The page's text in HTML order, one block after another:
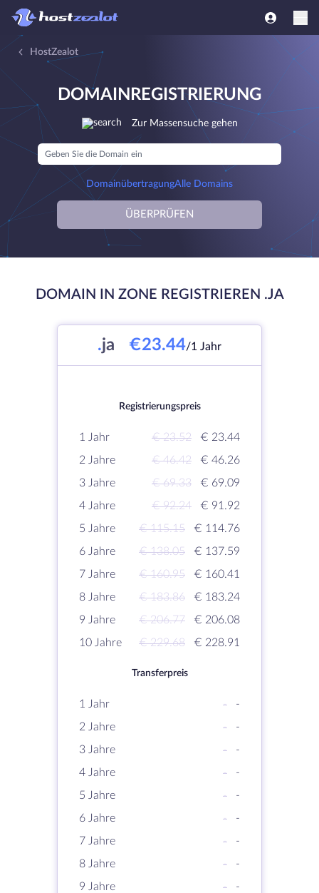
HostZealot
DOMAINREGISTRIERUNG
Zur Massensuche gehen
DomainübertragungAlle Domains
ÜBERPRÜFEN
DOMAIN IN ZONE REGISTRIEREN .JA
.ja €23.44/1 Jahr
Registrierungspreis
1 Jahr € 23.52
€ 23.44
2 Jahre
€ 46.42
€ 46.26
3 Jahre
€ 69.33
€ 69.09
4 Jahre
€ 92.24
€ 91.92
5 Jahre
€ 115.15
€ 114.76
6 Jahre
€ 138.05
€ 137.59
7 Jahre
€ 160.95
€ 160.41
8 Jahre
€ 183.86
€ 183.24
9 Jahre
€ 206.77
€ 206.08
10 Jahre
€ 229.68 € 228.91
Transferpreis
1 Jahr -
-
2 Jahre
-
-
3 Jahre
-
-
4 Jahre
-
-
5 Jahre
-
-
6 Jahre
-
-
7 Jahre
-
-
8 Jahre
-
-
9 Jahre
-
-